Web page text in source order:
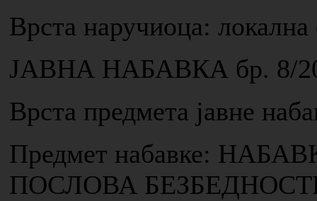
Врста наручиоца: локална
ЈАВНА НАБАВКА бр. 8/
Врста предмета јавне
Предмет набавке:
ПОСЛОВА